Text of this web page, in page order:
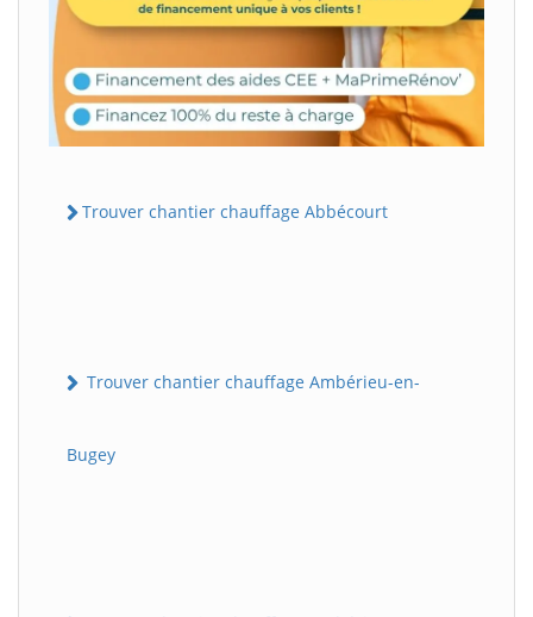
Trouver chantier chauffage Abbécourt
Trouver chantier chauffage Ambérieu-en-
Bugey